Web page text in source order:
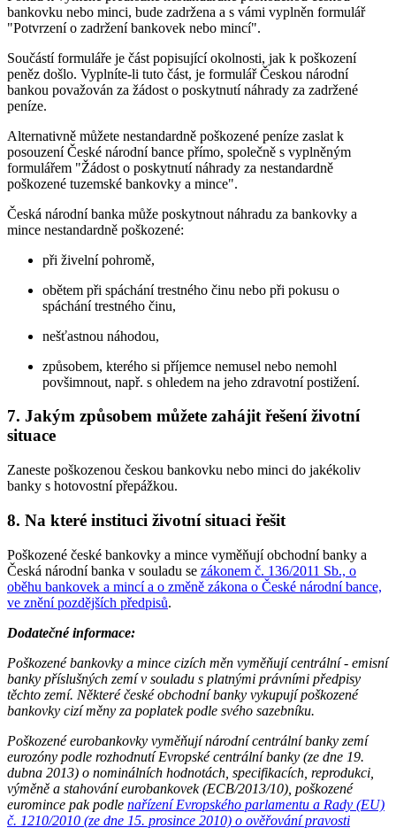
bankovku nebo minci, bude zadržena a s vámi vyplněn formulář
"Potvrzení o zadržení bankovek nebo mincí".
Součástí formuláře je část popisující okolnosti, jak k poškození
peněz došlo. Vyplníte-li tuto část, je formulář Českou národní
bankou považován za žádost o poskytnutí náhrady za zadržené
peníze.
Alternativně můžete nestandardně poškozené peníze zaslat k
posouzení České národní bance přímo, společně s vyplněným
formulářem "Žádost o poskytnutí náhrady za nestandardně
poškozené tuzemské bankovky a mince".
Česká národní banka může poskytnout náhradu za bankovky a
mince nestandardně poškozené:
při živelní pohromě,
obětem při spáchání trestného činu nebo při pokusu o
spáchání trestného činu,
nešťastnou náhodou,
způsobem, kterého si příjemce nemusel nebo nemohl
povšimnout, např. s ohledem na jeho zdravotní postižení.
7. Jakým způsobem můžete zahájit řešení životní
situace
Zaneste poškozenou českou bankovku nebo minci do jakékoliv
banky s hotovostní přepážkou.
8. Na které instituci životní situaci řešit
Poškozené české bankovky a mince vyměňují obchodní banky a
Česká národní banka v souladu se zákonem č. 136/2011 Sb., o
oběhu bankovek a mincí a o změně zákona o České národní bance,
ve znění pozdějších předpisů.
Dodatečné informace:
Poškozené bankovky a mince cizích měn vyměňují centrální - emisní
banky příslušných zemí v souladu s platnými právními předpisy
těchto zemí. Některé české obchodní banky vykupují poškozené
bankovky cizí měny za poplatek podle svého sazebníku.
Poškozené eurobankovky vyměňují národní centrální banky zemí
eurozóny podle rozhodnutí Evropské centrální banky (ze dne 19.
dubna 2013) o nominálních hodnotách, specifikacích, reprodukci,
výměně a stahování eurobankovek (ECB/2013/10), poškozené
euromince pak podle nařízení Evropského parlamentu a Rady (EU)
č. 1210/2010 (ze dne 15. prosince 2010) o ověřování pravosti